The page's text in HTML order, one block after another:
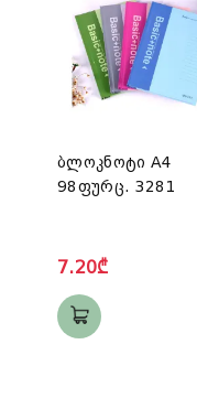
ბლოკნოტი A4
98ფურც. 3281
7.20₾